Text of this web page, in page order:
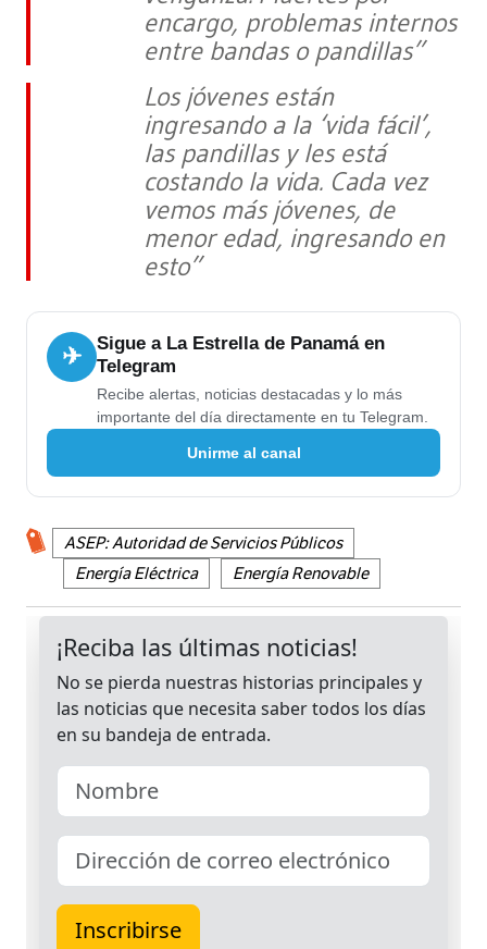
encargo, problemas internos
entre bandas o pandillas”
Los jóvenes están
ingresando a la ‘vida fácil’,
las pandillas y les está
costando la vida. Cada vez
vemos más jóvenes, de
menor edad, ingresando en
esto”
✈
Sigue a La Estrella de Panamá en
Telegram
Recibe alertas, noticias destacadas y lo más
importante del día directamente en tu Telegram.
Unirme al canal
ASEP: Autoridad de Servicios Públicos
Energía Eléctrica
Energía Renovable